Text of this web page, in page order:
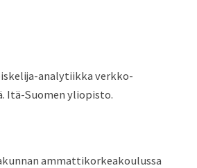
analytiikka verkko-
Itä-Suomen yliopisto.
ammattikorkeakoulussa